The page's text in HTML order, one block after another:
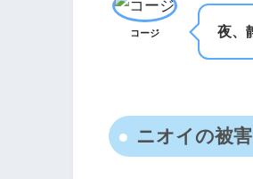
コージ 夜、
ニオイの被害